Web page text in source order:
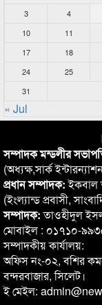
3
4
10
11
17
18
24
25
31
« Jul
সম্পাদক মন্ডলীর
(অধ্যক্ষ,সার্ক
প্রধান সম্পাদক:ইকবাল
(ইংল্যান্ড প্রবাসী,
সম্পাদক:তাওহীদুল
মোবাইল : ০১৭১০-
সম্পাদকীয় কার্যালয়:
অফিস নং-০২, বশির
বন্দরবাজার, সিলেট।
ই মেইল: